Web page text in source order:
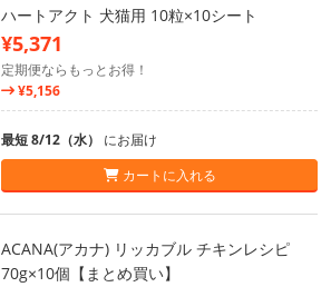
ハートアクト 犬猫用 10粒×10シート
¥5,371
定期便ならもっとお得！
¥5,156
最短 8/12（水） にお届け
カートに入れる
ACANA(アカナ) リッカブル チキンレシピ
70g×10個【まとめ買い】